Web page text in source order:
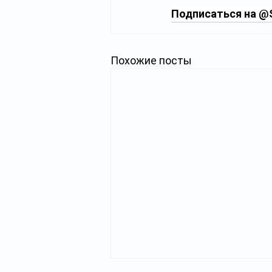
Подписаться на
Похожие посты